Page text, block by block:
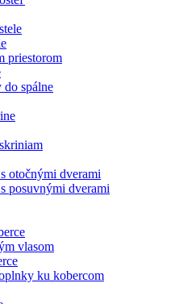
priestorom
do spálne
otočnými dverami
posuvnými dverami
vlasom
ku kobercom